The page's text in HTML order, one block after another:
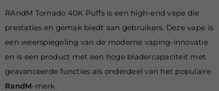
RAndM Tornado 40K Puffs is een high-end vape die
prestaties en gemak biedt aan gebruikers. Deze vape is
een weerspiegeling van de moderne vaping-innovatie
en is een product met een hoge bladercapaciteit met
geavanceerde functies als onderdeel van het populaire
RandM-merk.